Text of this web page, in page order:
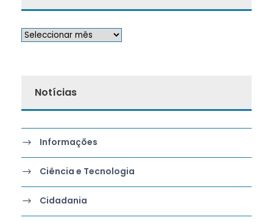
Notícias
Informações
Ciência e Tecnologia
Cidadania